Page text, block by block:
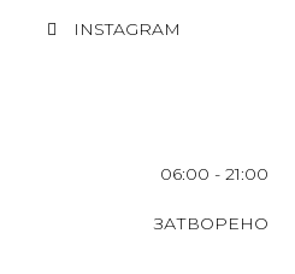
INSTAGRAM
06:00 - 21:00
ЗАТВОРЕНО